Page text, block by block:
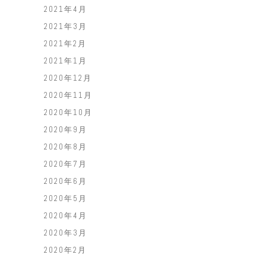
2021年4月
2021年3月
2021年2月
2021年1月
2020年12月
2020年11月
2020年10月
2020年9月
2020年8月
2020年7月
2020年6月
2020年5月
2020年4月
2020年3月
2020年2月